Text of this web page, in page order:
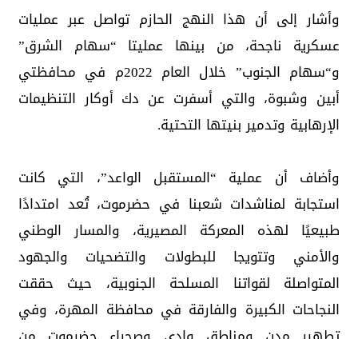
وأشار إلى أن هذا النهج الحازم تواصل عبر عمليات
عسكرية ناجحة، من بينها عمليتا “سهام الشرق”
و“سهام الجنوب” خلال العام 2022م في محافظتي
أبين وشبوة، والتي أسفرت عن دك أوكار التنظيمات
الإرهابية وتدمير بنيتها التحتية.
وأضاف أن عملية “المستقبل الواعد”، التي كانت
استجابة لمناشدات شعبنا في حضرموت، تُعد امتدادًا
طبيعيًا لهذه المعركة المصيرية، والمسار الوطني
والأمني وتتويجا للبطولات والتضحيات والجهود
المتواصلة لقواتنا المسلحة الجنوبية، حيث حققت
النجاحات الكبيرة والفارقة في محافظة المهرة، وفي